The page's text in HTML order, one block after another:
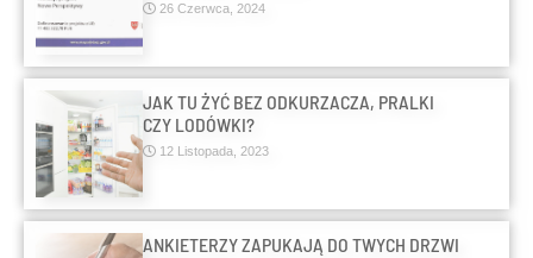
26 Czerwca, 2024
JAK TU ŻYĆ BEZ ODKURZACZA, PRALKI
CZY LODÓWKI?
12 Listopada, 2023
ANKIETERZY ZAPUKAJĄ DO TWYCH DRZWI